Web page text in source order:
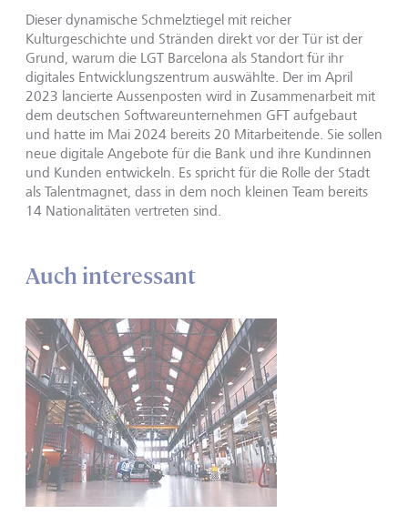
Dieser dynamische Schmelztiegel mit reicher
Kulturgeschichte und Stränden direkt vor der Tür ist der
Grund, warum die LGT Barcelona als Standort für ihr
digitales Entwicklungszentrum auswählte. Der im April
2023 lancierte Aussenposten wird in Zusammenarbeit mit
dem deutschen Softwareunternehmen GFT aufgebaut
und hatte im Mai 2024 bereits 20 Mitarbeitende. Sie sollen
neue digitale Angebote für die Bank und ihre Kundinnen
und Kunden entwickeln. Es spricht für die Rolle der Stadt
als Talentmagnet, dass in dem noch kleinen Team bereits
14 Nationalitäten vertreten sind.
Auch interessant